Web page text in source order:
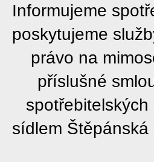
Informujeme
poskytujeme
právo na
příslušné
sídlem